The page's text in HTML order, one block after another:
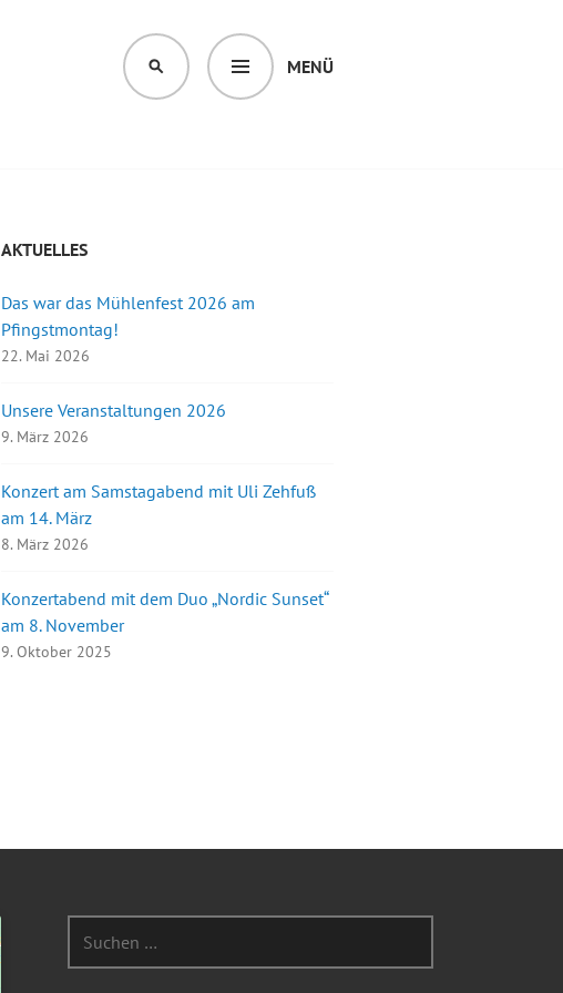
MENÜ
SUCHEN
AKTUELLES
Das war das Mühlenfest 2026 am
Pfingstmontag!
22. Mai 2026
Unsere Veranstaltungen 2026
9. März 2026
Konzert am Samstagabend mit Uli Zehfuß
am 14. März
8. März 2026
Konzertabend mit dem Duo „Nordic Sunset“
am 8. November
9. Oktober 2025
nach: